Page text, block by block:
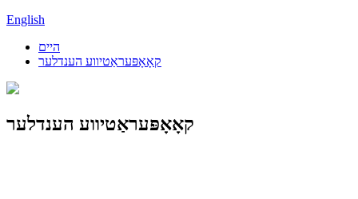
English
היים
קאָאָפּעראַטיווע הענדלער
קאָאָפּעראַטיווע הענדלער